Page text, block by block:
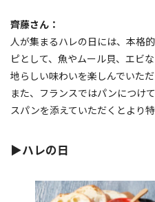
齊藤さん：
人が集まるハレの日には、本格
ピとして、魚やムール貝、エビ
地らしい味わいを楽しんでいただ
また、フランスではパンにつけ
スパンを添えていただくとより
▶ハレの日